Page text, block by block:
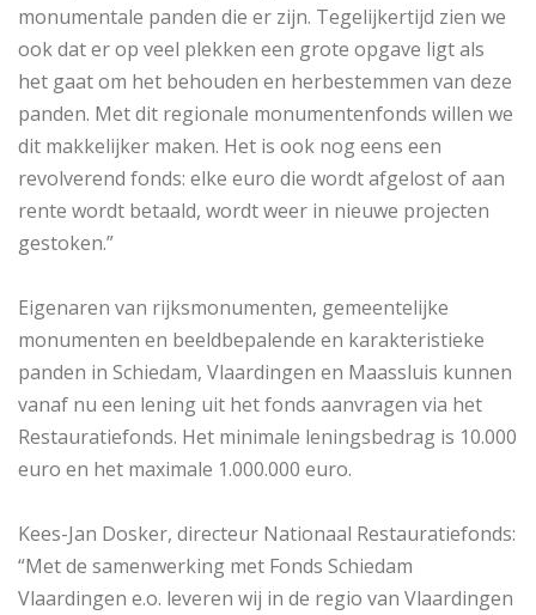
monumentale panden die er zijn. Tegelijkertijd zien we
ook dat er op veel plekken een grote opgave ligt als
het gaat om het behouden en herbestemmen van deze
panden. Met dit regionale monumentenfonds willen we
dit makkelijker maken. Het is ook nog eens een
revolverend fonds: elke euro die wordt afgelost of aan
rente wordt betaald, wordt weer in nieuwe projecten
gestoken.”
Eigenaren van rijksmonumenten, gemeentelijke
monumenten en beeldbepalende en karakteristieke
panden in Schiedam, Vlaardingen en Maassluis kunnen
vanaf nu een lening uit het fonds aanvragen via het
Restauratiefonds. Het minimale leningsbedrag is 10.000
euro en het maximale 1.000.000 euro.
Kees-Jan Dosker, directeur Nationaal Restauratiefonds:
“Met de samenwerking met Fonds Schiedam
Vlaardingen e.o. leveren wij in de regio van Vlaardingen